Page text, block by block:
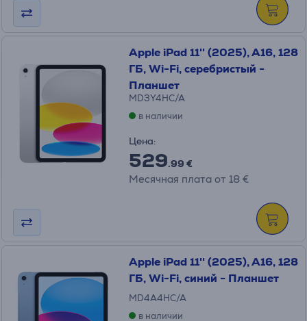
Apple iPad 11'' (2025), A16, 128
ГБ, Wi-Fi, серебристый -
Планшет
MD3Y4HC/A
в наличии
Цена:
529.99 €
Месячная плата от 18 €
Apple iPad 11'' (2025), A16, 128
ГБ, Wi-Fi, синий - Планшет
MD4A4HC/A
в наличии